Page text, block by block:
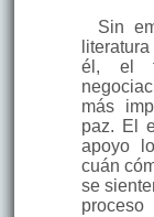
Sin
él, el
más
paz. El
apoyo
cuán
se